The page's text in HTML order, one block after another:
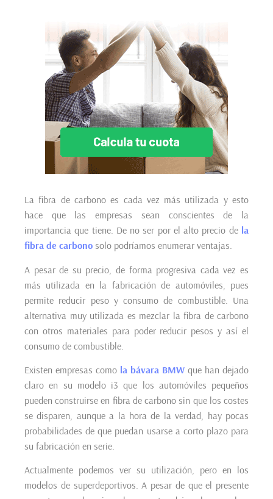
La fibra de carbono es cada vez más utilizada y esto
hace que las empresas sean conscientes de la
importancia que tiene. De no ser por el alto precio de la
fibra de carbono solo podríamos enumerar ventajas.
A pesar de su precio, de forma progresiva cada vez es
más utilizada en la fabricación de automóviles, pues
permite reducir peso y consumo de combustible. Una
alternativa muy utilizada es mezclar la fibra de carbono
con otros materiales para poder reducir pesos y así el
consumo de combustible.
Existen empresas como la bávara BMW que han dejado
claro en su modelo i3 que los automóviles pequeños
pueden construirse en fibra de carbono sin que los costes
se disparen, aunque a la hora de la verdad, hay pocas
probabilidades de que puedan usarse a corto plazo para
su fabricación en serie.
Actualmente podemos ver su utilización, pero en los
modelos de superdeportivos. A pesar de que el presente